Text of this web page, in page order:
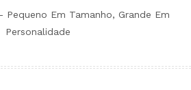
Pequeno Em Tamanho, Grande Em
Personalidade